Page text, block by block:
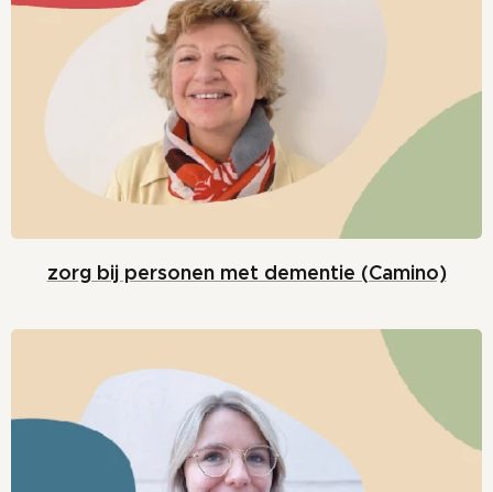
zorg bij personen met dementie (Camino)